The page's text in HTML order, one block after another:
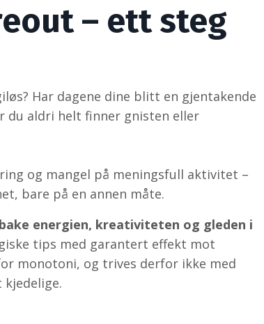
– ett steg
Har dagene dine blitt en gjentakende
du aldri helt finner gnisten eller
og mangel på meningsfull aktivitet –
bare på en annen måte.
energien, kreativiteten og gleden i
tips med garantert effekt mot
monotoni, og trives derfor ikke med